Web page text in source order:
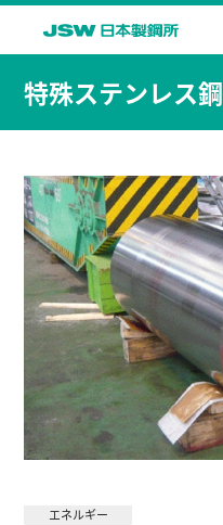
私たちの目指す未来
事業・製品
技報
企業情報
サステナビリティ
株主・ 投資家情報
採用情報
特殊ステンレス鋼
エネルギー